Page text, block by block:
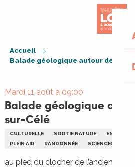
Accueil
Balade géologique autour de
Mardi 11 août à 09:00
Balade géologique
sur-Célé
CULTURELLE SORTIE NATURE
PLEIN AIR
RANDONNÉE SCIENCES
au pied du clocher de l’ancienne